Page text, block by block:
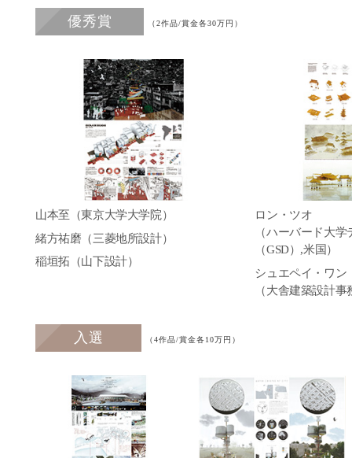
優秀賞 （2作品/賞金各30万円）
山本至（東京大学大学院）
緒方祐磨（三菱地所設計）
稲垣拓（山下設計）
ロン・ツオ
（ハーバード大
（GSD）,米国）
シュエペイ・ワン
（大舎建築設計
入選 （4作品/賞金各10万円）